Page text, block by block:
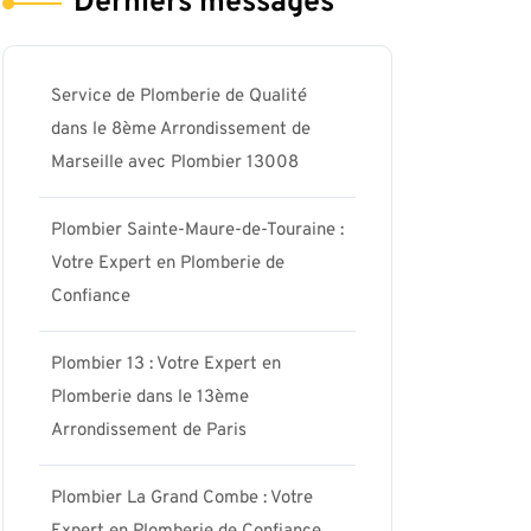
Service de Plomberie de Qualité
dans le 8ème Arrondissement de
Marseille avec Plombier 13008
Plombier Sainte-Maure-de-Touraine :
Votre Expert en Plomberie de
Confiance
Plombier 13 : Votre Expert en
Plomberie dans le 13ème
Arrondissement de Paris
Plombier La Grand Combe : Votre